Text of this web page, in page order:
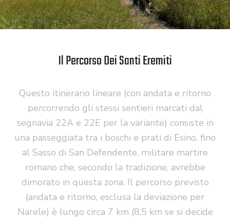
Il Percorso Dei Santi Eremiti
Questo itinerario lineare (con andata e ritorno
percorrendo gli stessi sentieri marcati dal
segnavia 22A e 22E per la variante) consiste in
una passeggiata tra i boschi e prati di Esino, fino
al Sasso di San Defendente, militare martire
romano che, secondo la tradizione, avrebbe
dimorato in questa zona. Il percorso previsto
(andata e ritorno, esclusa la deviazione per
Narele) è lungo circa 7 km (8,5 km se si decide